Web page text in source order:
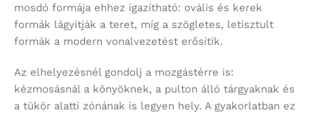
mosdó formája ehhez igazítható: ovális és kerek
formák lágyítják a teret, míg a szögletes, letisztult
formák a modern vonalvezetést erősítik.
Az elhelyezésnél gondolj a mozgástérre is:
kézmosásnál a könyöknek, a pulton álló tárgyaknak és
a tükör alatti zónának is legyen hely. A gyakorlatban ez